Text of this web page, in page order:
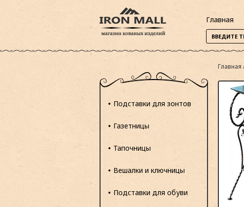
Главная
Подставки для зонтов
Газетницы
Тапочницы
Вешалки и ключницы
Подставки для обуви
Главная